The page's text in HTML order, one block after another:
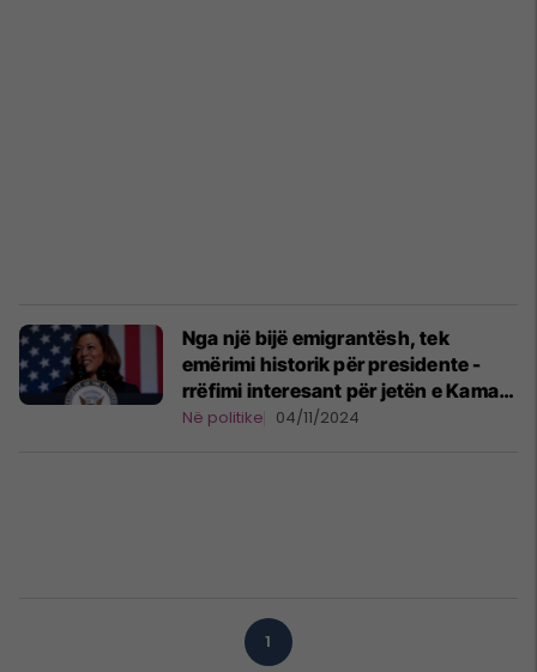
Nga një bijë emigrantësh, tek
emërimi historik për presidente -
rrëfimi interesant për jetën e Kamala
Harris
Në politike 04/11/2024
1